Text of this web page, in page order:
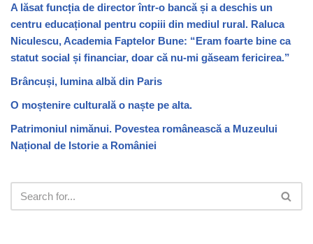
A lăsat funcția de director într-o bancă și a deschis un
centru educațional pentru copiii din mediul rural. Raluca
Niculescu, Academia Faptelor Bune: “Eram foarte bine ca
statut social și financiar, doar că nu-mi găseam fericirea.”
Brâncuși, lumina albă din Paris
O moștenire culturală o naște pe alta.
Patrimoniul nimănui. Povestea românească a Muzeului
Național de Istorie a României